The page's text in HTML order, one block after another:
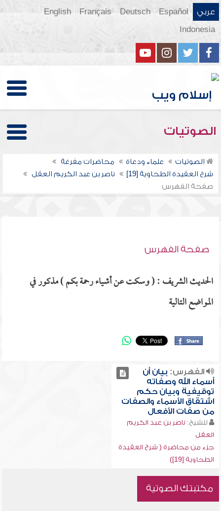
عربي Español
Deutsch
Français
English
Indonesia
الصوتيات
الصوتيات علماء ودعاة
محاضرات مفرغة
شرح العقيدة الطحاوية [19]
ناصر بن عبد الكريم العقل
صفحة الفهرس
صفحة الفهرس
الحديث الشريف : ( وسكت عن أشياء رحمة بكم ) مذكور في
المواضع التالية
الفهرس: بيان أن
أسماء الله وصفاته
توقيفية وبيان حكم
اشتقاق الأسماء والصفات
من صفات الأفعال
للشيخ: ناصر بن عبد الكريم
العقل
جزء من محاضرة ( شرح العقيدة
الطحاوية [19])
مكتبتك الصوتية